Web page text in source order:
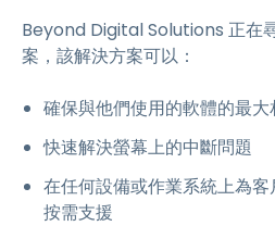
Beyond Digital Solutions 正在
案，該解決方案可以：
確保與他們使用的軟體的最大
快速解決螢幕上的中斷問題
在任何設備或作業系統上為
按需支援